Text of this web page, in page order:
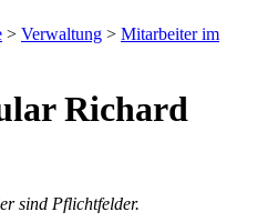
> Verwaltung > Mitarbeiter im
Richard
sind Pflichtfelder.